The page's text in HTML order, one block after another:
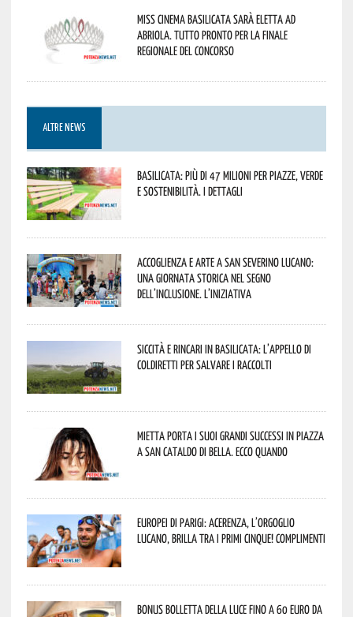
Miss Cinema Basilicata sarà eletta ad
Abriola. Tutto pronto per la finale
regionale del concorso
ALTRE NEWS
Basilicata: più di 47 milioni per piazze, verde
e sostenibilità. I dettagli
Accoglienza e arte a San Severino Lucano:
una giornata storica nel segno
dell’inclusione. L’iniziativa
Siccità e rincari in Basilicata: l’appello di
Coldiretti per salvare i raccolti
Mietta porta i suoi grandi successi in piazza
a San Cataldo di Bella. Ecco quando
Europei di Parigi: Acerenza, l’orgoglio
lucano, brilla tra i primi cinque! Complimenti
Bonus bolletta della luce fino a 60 euro da